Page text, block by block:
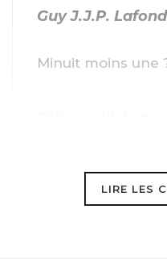
Guy J.J.P. Lafond
Minuit moins une
En allant plus vite,
Et même se
LIRE LES